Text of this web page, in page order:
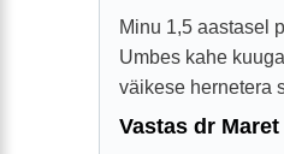
Minu 1,5 aastasel
Umbes kahe
väikese hernetera
Vastas dr